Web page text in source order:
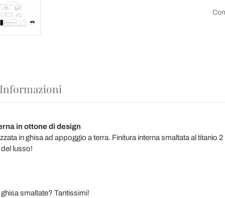
in ottone di design
in ghisa ad appoggio a terra. Finitura interna smaltata al titanio
lusso!
smaltate? Tantissimi!